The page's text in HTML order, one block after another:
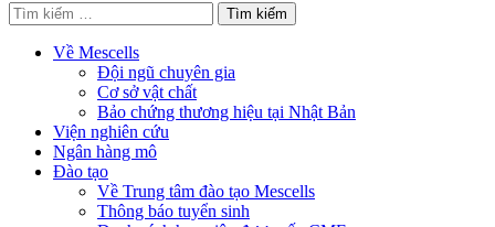
Tìm
kiếm
cho:
Về Mescells
Đội ngũ chuyên gia
Cơ sở vật chất
Bảo chứng thương hiệu tại Nhật Bản
Viện nghiên cứu
Ngân hàng mô
Đào tạo
Về Trung tâm đào tạo Mescells
Thông báo tuyển sinh